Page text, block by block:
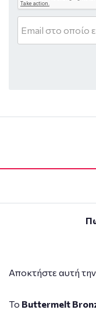
Αποκτήστε αυτή
Το Buttermelt